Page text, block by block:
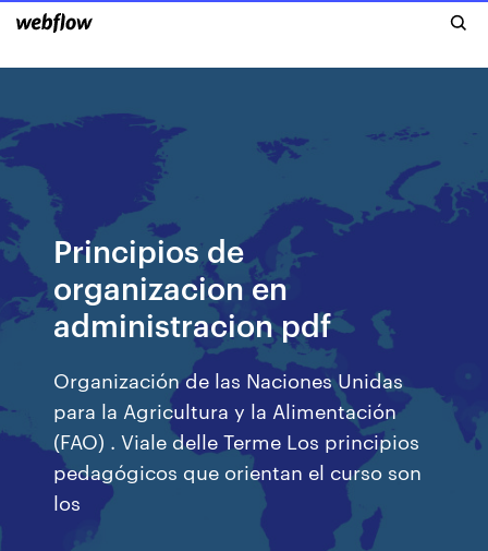
Principios de
organizacion en
administracion pdf
Organización de las Naciones Unidas
para la Agricultura y la Alimentación
(FAO) . Viale delle Terme Los principios
pedagógicos que orientan el curso son
los